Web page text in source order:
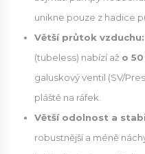
unikne pouze z hadice
Větší průtok vzduchu:
(tubeless) nabízí až o
galuskový ventil (SV/
pláště na ráfek.
Větší odolnost a
robustnější a méně